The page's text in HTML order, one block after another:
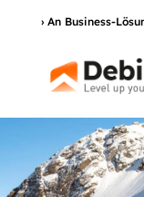
› An Business-